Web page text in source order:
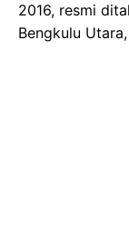
2016, resmi
Bengkulu